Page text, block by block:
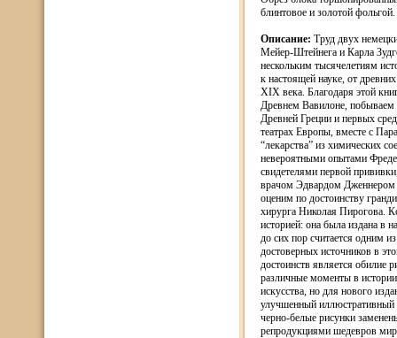
блинтовое и золотой
Описание: Труд двух
Мейер-Штейнега и Карла
нескольким тысячелетиям
к настоящей науке, от
XIX века. Благодаря этой
Древнем Вавилоне,
Древней Греции и первых
театрах Европы, вместе с
“лекарства” из химических
невероятными опытами
свидетелями первой
врачом Эдвардом Дженнером
оценим по достоинству
хирурга Николая Пирогова.
историей: она была издана в
до сих пор считается одним
достоверных источников в
достоинств является обилие
различные моменты в
искусства, но для нового
улучшенный иллюстративный
черно-белые рисунки
репродукциями шедевров